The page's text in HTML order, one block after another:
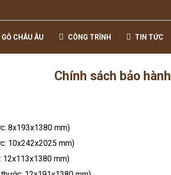
CHÂU ÂU CÔNG TRÌNH TIN TỨC
Chính sách bảo hành
8x193x1380 mm)
10x242x2025 mm)
12x113x1380 mm)